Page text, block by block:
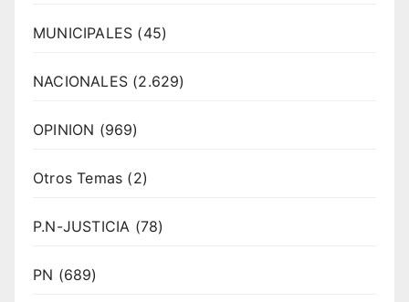
MUNICIPALES (45)
NACIONALES (2.629)
OPINION (969)
Otros Temas (2)
P.N-JUSTICIA (78)
PN (689)